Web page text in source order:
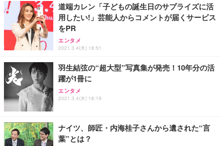
道端カレン「子どもの誕生日のサプライズに活
用したい!」芸能人からコメントが届くサービス
をPR
エンタメ
2021.3.4(木) 18:51
羽生結弦の“超大型”写真集が発売！10年分の活
躍が1冊に
エンタメ
2021.3.4(木) 18:19
ナイツ、師匠・内海桂子さんから遺された“言
葉”とは？